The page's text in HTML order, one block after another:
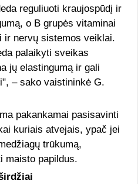
reguliuoti kraujospūdį ir
o B grupės vitaminai
ir nervų sistemos veiklai.
palaikyti sveikas
jų elastingumą ir gali
– sako vaistininkė G.
pakankamai pasisavinti
kuriais atvejais, ypač jei
trūkumą,
maisto papildus.